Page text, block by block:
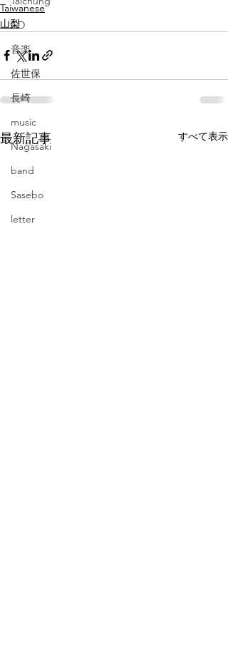
CD
音楽
佐世保
長崎
music
Nagasaki
band
Sasebo
letter
Taiwanese
山梨
最新記事 すべて表示